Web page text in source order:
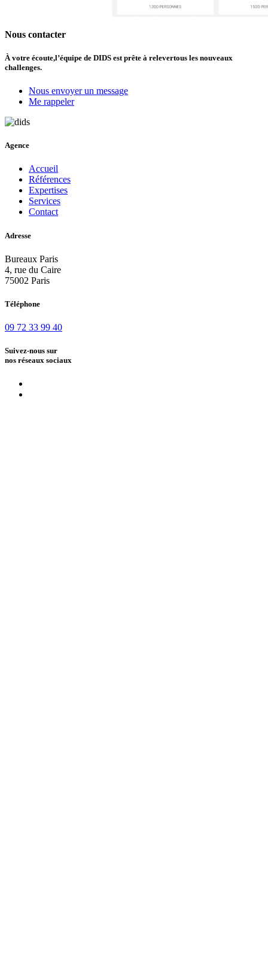
Nous contacter
À votre écoute,l’équipe de DIDS est prête à relevertous les nouveaux
challenges.
Nous envoyer un message
Me rappeler
Agence
Accueil
Références
Expertises
Services
Contact
Adresse
Bureaux Paris
4, rue du Caire
75002 Paris
Téléphone
09 72 33 99 40
Suivez-nous sur
nos réseaux sociaux